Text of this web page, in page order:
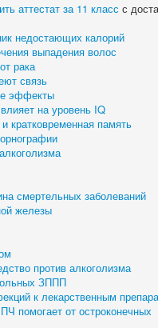
аттестат за 11 класс с
недостающих калорий
выпадения волос
рака
связь
эффекты
на уровень IQ
кратковременная память
смертельных заболеваний
железы
против алкоголизма
ЗППП
к лекарственным
помогает от остроконечных